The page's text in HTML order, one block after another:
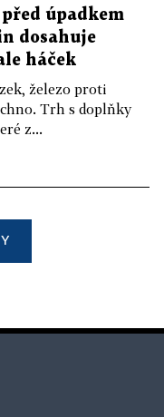
úpadkem
dosahuje
háček
železo proti
Trh s doplňky
z...